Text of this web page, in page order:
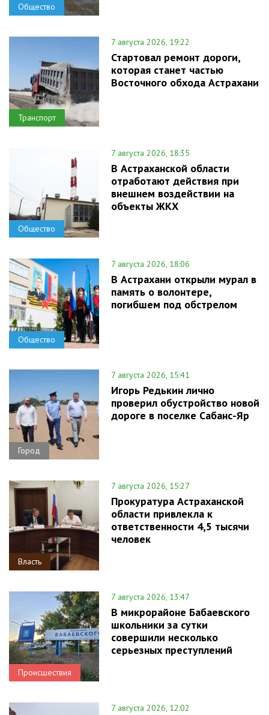
Общество
Транспорт
7 августа 2026, 19:22
Стартовал ремонт дороги,
которая станет частью
Восточного обхода Астрахани
Общество
7 августа 2026, 18:35
В Астраханской области
отработают действия при
внешнем воздействии на
объекты ЖКХ
Общество
7 августа 2026, 18:06
В Астрахани открыли мурал в
память о волонтере,
погибшем под обстрелом
Город
7 августа 2026, 15:41
Игорь Редькин лично
проверил обустройство новой
дороге в поселке Сабанс-Яр
Власть
7 августа 2026, 15:27
Прокуратура Астраханской
области привлекла к
ответственности 4,5 тысячи
человек
Происшествия
7 августа 2026, 13:47
В микрорайоне Бабаевского
школьники за сутки
совершили несколько
серьезных преступлений
7 августа 2026, 12:02